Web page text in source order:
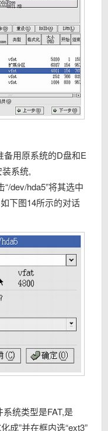
用原系统的D盘和E
系统,
dev/hda5”将其选中
下图14所示的对话
系统类型是FAT,是
成”并在框内选“ext3”